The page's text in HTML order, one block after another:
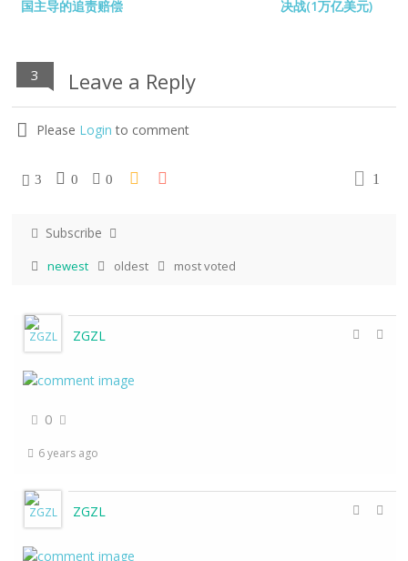
国主导的追责赔偿
决战(1万亿美元)
3 Leave a Reply
Please Login to comment
3 0 0 1
Subscribe
newest oldest most voted
ZGZL
0
6 years ago
ZGZL